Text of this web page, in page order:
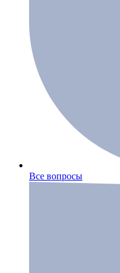
Все вопросы